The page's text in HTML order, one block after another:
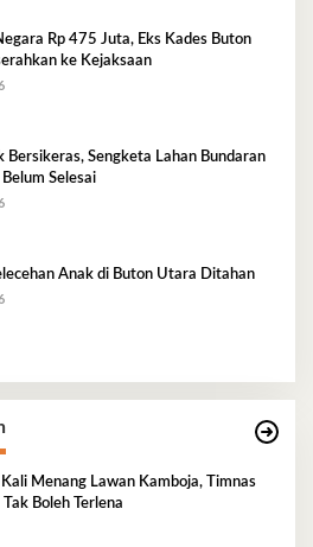
Rp 475 Juta, Eks Kades Buton
ke Kejaksaan
Bersikeras, Sengketa Lahan Bundaran
Selesai
Anak di Buton Utara Ditahan
Menang Lawan Kamboja, Timnas
Tak Boleh Terlena